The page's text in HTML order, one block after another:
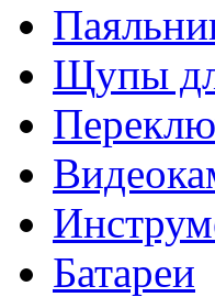
Щупы
Батареи